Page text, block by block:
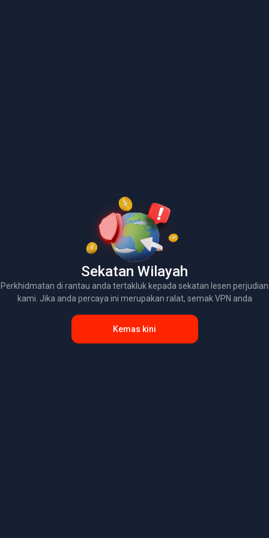
Sekatan Wilayah
Perkhidmatan di rantau anda tertakluk kepada sekatan lesen perjudian
kami. Jika anda percaya ini merupakan ralat, semak VPN anda
Kemas kini